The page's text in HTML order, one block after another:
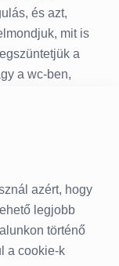
és azt,
mit is
a
a wc-ben,
ha
ránk, ha
azért, hogy
legjobb
történő
a cookie-k